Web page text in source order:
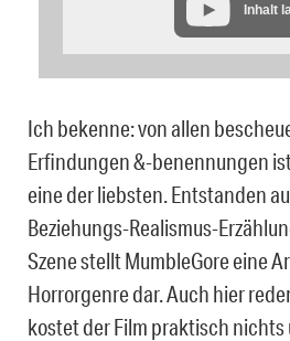
Inhalt
Ich bekenne: von allen
Erfindungen &-benennungen
eine der liebsten. Entstanden
Beziehungs-Realismus-
Szene stellt MumbleGore eine
Horrorgenre dar. Auch hier
kostet der Film praktisch nichts